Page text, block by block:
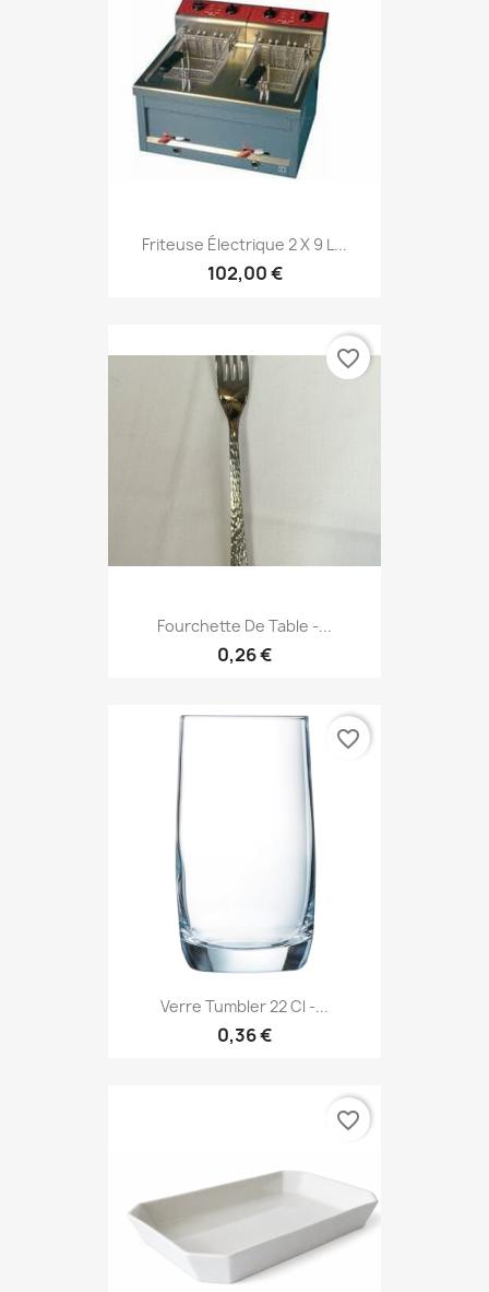
Friteuse Électrique 2 X 9 L...
102,00 €
Fourchette De Table -...
0,26 €
favorite_border
Verre Tumbler 22 Cl -...
0,36 €
favorite_border
favorite_border